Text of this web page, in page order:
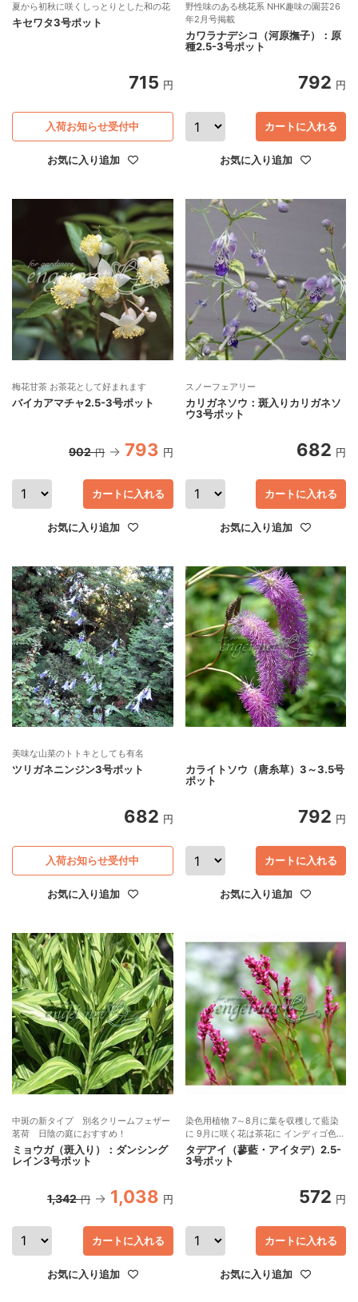
夏から初秋に咲くしっとりとした和の花
キセワタ3号ポット
715 円
お気に入り追加
入荷お知らせ受付中
野性味のある桃花系 NHK趣味の園芸26
年2月号掲載
カワラナデシコ（河原撫子）：原
種2.5-3号ポット
792 円
カートに入れる
お気に入り追加
梅花甘茶 お茶花として好まれます
バイカアマチャ2.5-3号ポット
902 円 793 円
カートに入れる
お気に入り追加
スノーフェアリー
カリガネソウ：斑入りカリガネソ
ウ3号ポット
682 円
カートに入れる
お気に入り追加
美味な山菜のトトキとしても有名
ツリガネニンジン3号ポット
682 円
お気に入り追加
入荷お知らせ受付中
カライトソウ（唐糸草）3～3.5号
ポット
792 円
カートに入れる
お気に入り追加
中斑の新タイプ 別名クリームフェザー
茗荷 日陰の庭におすすめ！
ミョウガ（斑入り）：ダンシング
レイン3号ポット
1,342 円 1,038 円
カートに入れる
お気に入り追加
染色用植物 7～8月に葉を収穫して藍染
に 9月に咲く花は茶花に インディゴ色素
を持つ1年草
タデアイ（蓼藍・アイタデ）2.5-
3号ポット
572 円
カートに入れる
お気に入り追加